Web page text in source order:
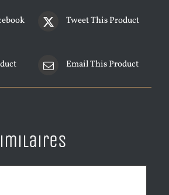
Tweet This Product
Email This Product